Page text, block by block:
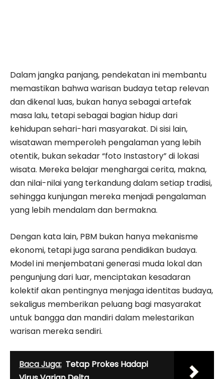
Dalam jangka panjang, pendekatan ini membantu
memastikan bahwa warisan budaya tetap relevan
dan dikenal luas, bukan hanya sebagai artefak
masa lalu, tetapi sebagai bagian hidup dari
kehidupan sehari-hari masyarakat. Di sisi lain,
wisatawan memperoleh pengalaman yang lebih
otentik, bukan sekadar “foto Instastory” di lokasi
wisata. Mereka belajar menghargai cerita, makna,
dan nilai-nilai yang terkandung dalam setiap tradisi,
sehingga kunjungan mereka menjadi pengalaman
yang lebih mendalam dan bermakna.
Dengan kata lain, PBM bukan hanya mekanisme
ekonomi, tetapi juga sarana pendidikan budaya.
Model ini menjembatani generasi muda lokal dan
pengunjung dari luar, menciptakan kesadaran
kolektif akan pentingnya menjaga identitas budaya,
sekaligus memberikan peluang bagi masyarakat
untuk bangga dan mandiri dalam melestarikan
warisan mereka sendiri.
Baca Juga: Tetap Prokes Hadapi